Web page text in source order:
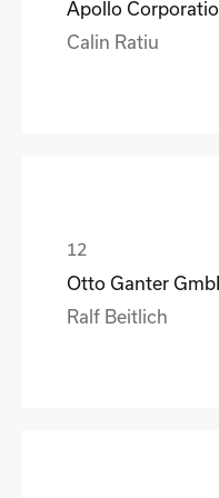
Apollo
Calin Ratiu
Otto Ganter
Ralf Beitlich